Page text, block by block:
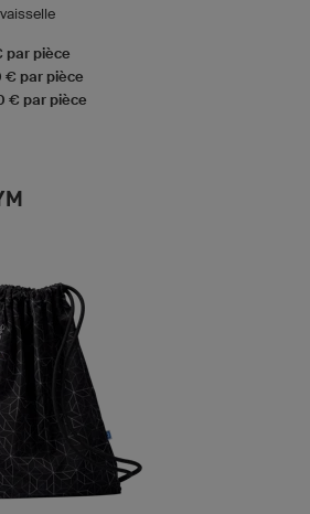
par pièce
€ par pièce
€ par pièce